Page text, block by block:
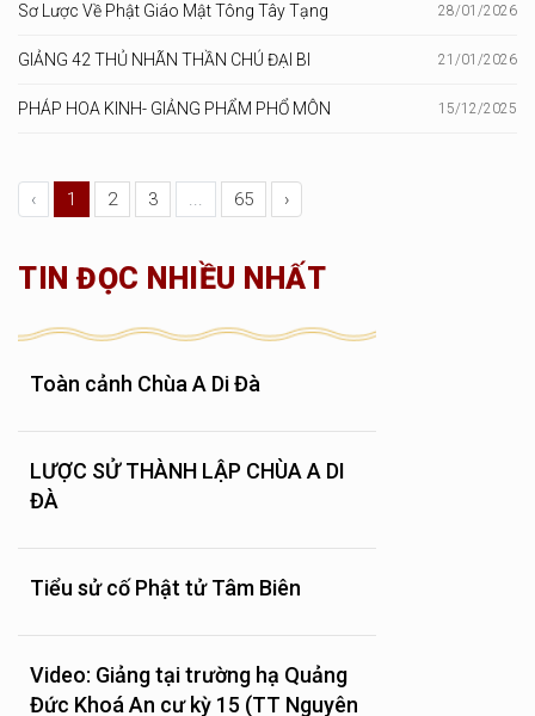
Sơ Lược Về Phật Giáo Mật Tông Tây Tạng 28/01/2026
GIẢNG 42 THỦ NHÃN THẦN CHÚ ĐẠI BI 21/01/2026
PHÁP HOA KINH- GIẢNG PHẨM PHỔ MÔN 15/12/2025
‹ 1 2 3 ... 65 ›
TIN ĐỌC NHIỀU NHẤT
Toàn cảnh Chùa A Di Đà
LƯỢC SỬ THÀNH LẬP CHÙA A DI
ĐÀ
Tiểu sử cố Phật tử Tâm Biên
Video: Giảng tại trường hạ Quảng
Đức Khoá An cư kỳ 15 (TT Nguyên